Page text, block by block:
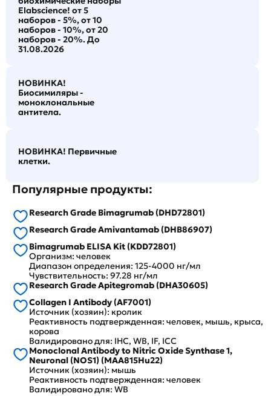
Elabscience! от 5
наборов - 5%, от 10
наборов - 10%, от 20
наборов - 20%. До
31.08.2026
НОВИНКА!
Биосимиляры -
моноклональные
антитела.
НОВИНКА! Первичные
клетки.
Популярные продукты:
Research Grade Bimagrumab (DHD72801)
Research Grade Amivantamab (DHB86907)
Bimagrumab ELISA Kit (KDD72801)
Организм: человек
Диапазон определения: 125-4000 нг/мл
Чувствительность: 97.28 нг/мл
Research Grade Apitegromab (DHA30605)
Collagen I Antibody (AF7001)
Источник (хозяин): кролик
Реактивность подтвержденная: человек, мышь, крыса,
корова
Валидировано для: IHC, WB, IF, ICC
Monoclonal Antibody to Nitric Oxide Synthase 1,
Neuronal (NOS1) (MAA815Hu22)
Источник (хозяин): мышь
Реактивность подтвержденная: человек
Валидировано для: WB